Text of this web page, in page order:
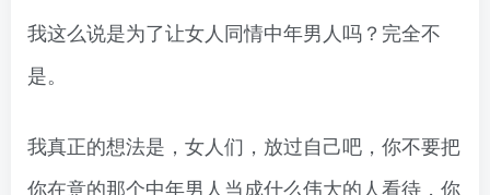
我这么说是为了让女人同情中年男人吗？完全不
是。
我真正的想法是，女人们，放过自己吧，你不要把
你在意的那个中年男人当成什么伟大的人看待，你